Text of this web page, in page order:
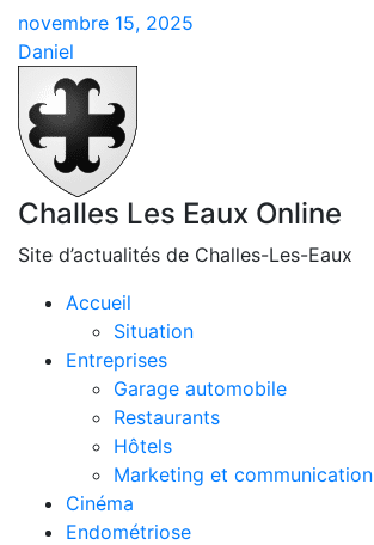
novembre 15, 2025
Daniel
Challes Les Eaux Online
Site d’actualités de Challes-Les-Eaux
Accueil
Situation
Entreprises
Garage automobile
Restaurants
Hôtels
Marketing et communication
Cinéma
Endométriose